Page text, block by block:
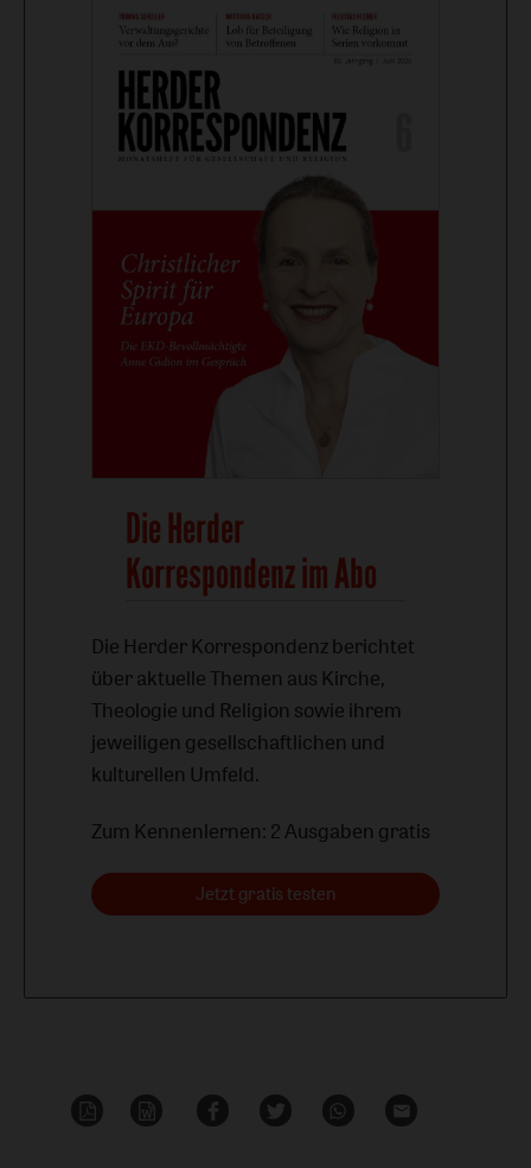
Die Herder
Korrespondenz im Abo
Die Herder Korrespondenz berichtet
über aktuelle Themen aus Kirche,
Theologie und Religion sowie ihrem
jeweiligen gesellschaftlichen und
kulturellen Umfeld.
Zum Kennenlernen: 2 Ausgaben gratis
Jetzt gratis testen